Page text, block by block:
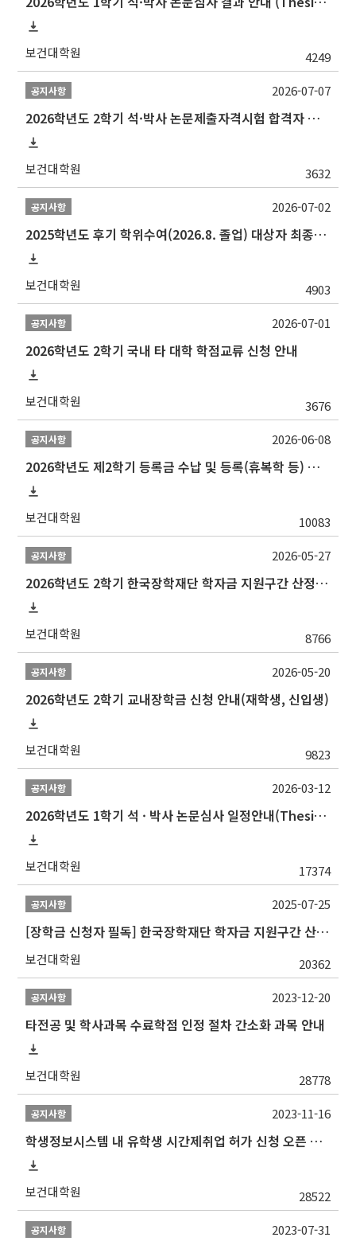
보건대학원 4249
공지사항
2026학년도 2학기 석·박사 논문제출자격시험 합격자 공고(TSQ Exam Result)
보건대학원 3632
2026-07-07
공지사항
2025학년도 후기 학위수여(2026.8. 졸업) 대상자 최종인준 논문 제출 안내
보건대학원 4903
2026-07-02
공지사항
2026학년도 2학기 국내 타 대학 학점교류 신청 안내
보건대학원 3676
2026-07-01
공지사항
2026학년도 제2학기 등록금 수납 및 등록(휴복학 등) 일정 안내
보건대학원 10083
2026-06-08
공지사항
2026학년도 2학기 한국장학재단 학자금 지원구간 산정 신청 안내
보건대학원 8766
2026-05-27
공지사항
2026학년도 2학기 교내장학금 신청 안내(재학생, 신입생)
보건대학원 9823
2026-05-20
공지사항
2026학년도 1학기 석 · 박사 논문심사 일정안내(Thesis Defense Schedules)
보건대학원 17374
2026-03-12
공지사항
[장학금 신청자 필독] 한국장학재단 학자금 지원구간 산정 권고
보건대학원 20362
2025-07-25
공지사항
타전공 및 학사과목 수료학점 인정 절차 간소화 과목 안내
보건대학원 28778
2023-12-20
공지사항
학생정보시스템 내 유학생 시간제취업 허가 신청 오픈 안내
보건대학원 28522
2023-11-16
공지사항 2023-07-31